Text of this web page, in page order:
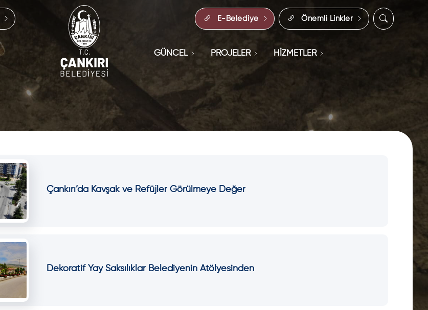
E-Belediye Önemli Linkler
GÜNCEL PROJELER HİZMETLER
Çankırı’da Kavşak ve Refüjler Görülmeye Değer
Dekoratif Yay Saksılıklar Belediyenin Atölyesinden